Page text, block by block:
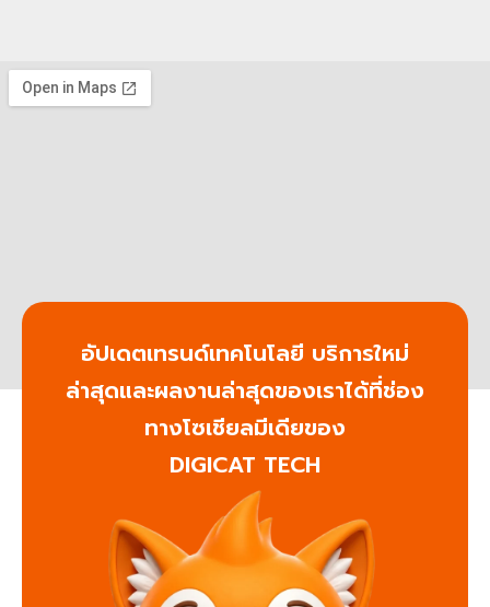
อัปเดตเทรนด์เทคโนโลยี บริการใหม่
ล่าสุดและผลงานล่าสุดของเราได้ที่ช่อง
ทางโซเชียลมีเดียของ
DIGICAT TECH